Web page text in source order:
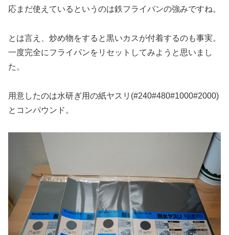
応まだ使えているというのは鉄フライパンの強みですね。
とは言え、炒め物をすると黒いカスが付着するのも事実。
一度完全にフライパンをリセットしてみようと思いまし
た。
用意したのは水研ぎ用の紙ヤスリ(#240#480#1000#2000)
とコンパウンド。